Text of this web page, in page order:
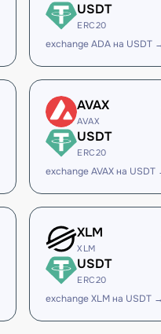
USDT
ERC20
exchange ADA на USDT
AVAX
AVAX
USDT
ERC20
exchange AVAX на USDT
XLM
XLM
USDT
ERC20
exchange XLM на USDT →